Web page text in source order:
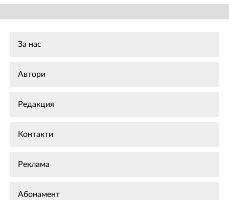
За нас
Автори
Редакция
Контакти
Реклама
Абонамент